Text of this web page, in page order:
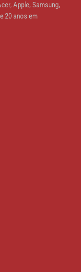
Apple, Samsung,
20 anos em